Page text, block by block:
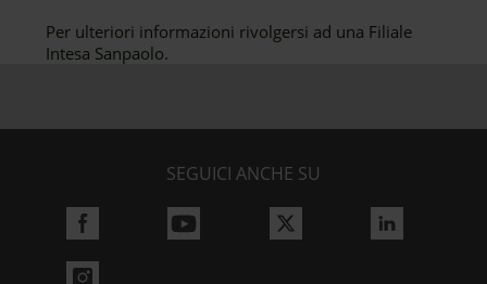
Per ulteriori informazioni rivolgersi ad una Filiale
Intesa Sanpaolo.
SEGUICI ANCHE SU